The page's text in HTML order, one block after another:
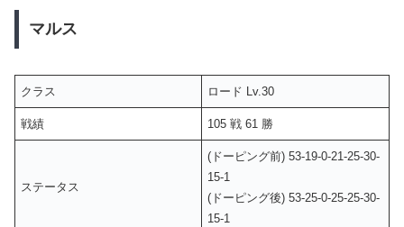
マルス
クラス ロード Lv.30
戦績 105 戦 61 勝
ステータス
(ドーピング前) 53-19-0-21-25-30-
15-1
(ドーピング後) 53-25-0-25-25-30-
15-1